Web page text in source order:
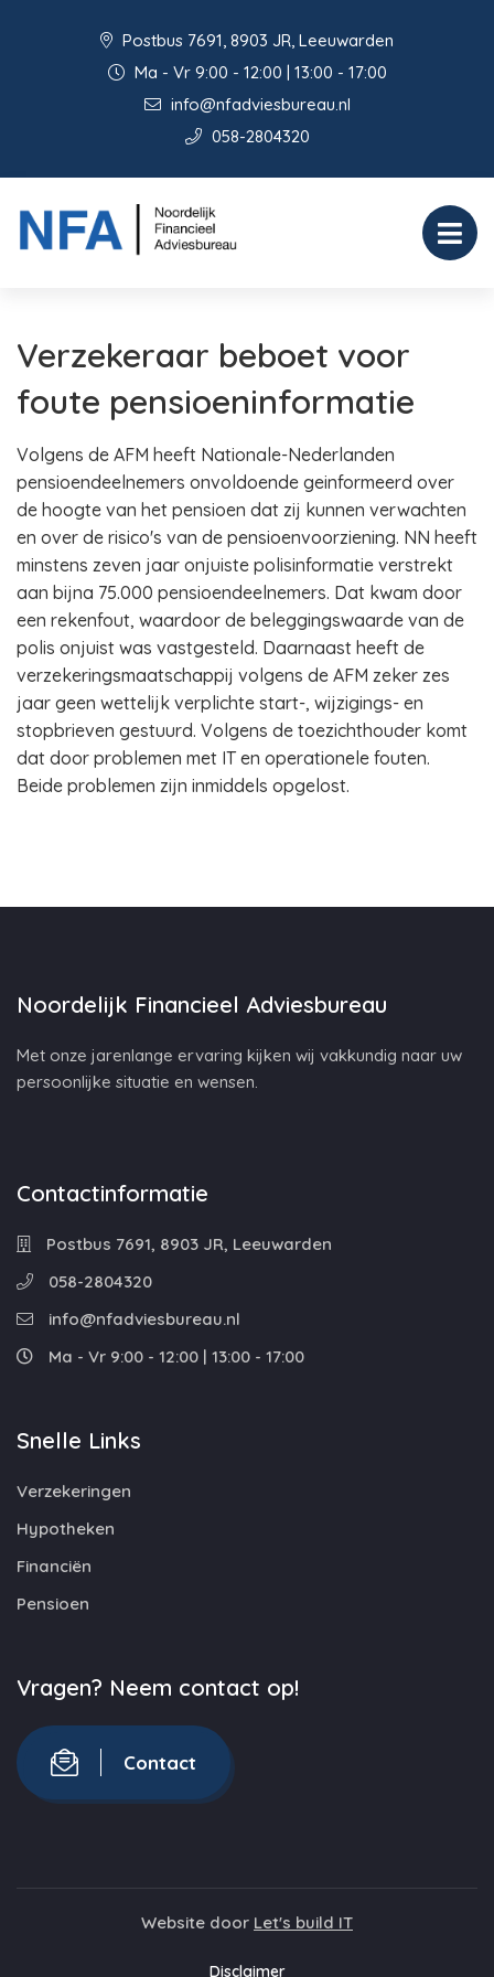
Postbus 7691, 8903 JR, Leeuwarden
Ma - Vr 9:00 - 12:00 | 13:00 - 17:00
info@nfadviesbureau.nl
058-2804320
Verzekeraar beboet voor
foute pensioeninformatie
Volgens de AFM heeft Nationale-Nederlanden
pensioendeelnemers onvoldoende geinformeerd over
de hoogte van het pensioen dat zij kunnen verwachten
en over de risico's van de pensioenvoorziening. NN heeft
minstens zeven jaar onjuiste polisinformatie verstrekt
aan bijna 75.000 pensioendeelnemers. Dat kwam door
een rekenfout, waardoor de beleggingswaarde van de
polis onjuist was vastgesteld. Daarnaast heeft de
verzekeringsmaatschappij volgens de AFM zeker zes
jaar geen wettelijk verplichte start-, wijzigings- en
stopbrieven gestuurd. Volgens de toezichthouder komt
dat door problemen met IT en operationele fouten.
Beide problemen zijn inmiddels opgelost.
Noordelijk Financieel Adviesbureau
Met onze jarenlange ervaring kijken wij vakkundig naar uw
persoonlijke situatie en wensen.
Contactinformatie
Postbus 7691, 8903 JR, Leeuwarden
058-2804320
info@nfadviesbureau.nl
Ma - Vr 9:00 - 12:00 | 13:00 - 17:00
Snelle Links
Verzekeringen
Hypotheken
Financiën
Pensioen
Vragen? Neem contact op!
Contact
Website door Let's build IT
Disclaimer